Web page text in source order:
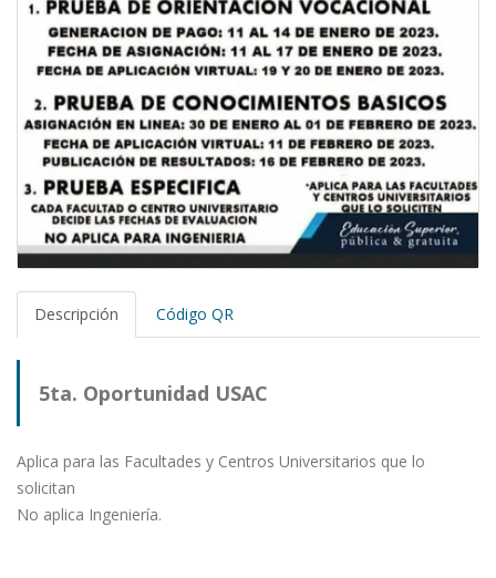
Descripción Código QR
5ta. Oportunidad USAC
Aplica para las Facultades y Centros Universitarios que lo
solicitan
No aplica Ingeniería.